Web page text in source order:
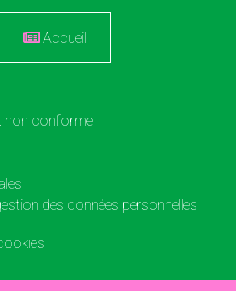
Accueil
non conforme
des données personnelles